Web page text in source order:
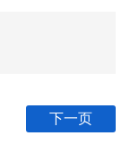
下一页